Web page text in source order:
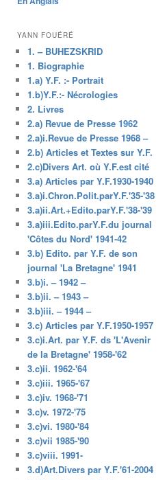
principal
YANN FOUÉRÉ
1. – BUHEZSKRID
1. Biographie
1.a) Y.F. :- Portrait
1.b)Y.F.:- Nécrologies
2. Livres
2.a) Revue de Presse 1962
2.a)i.Revue de Presse 1968 –
2.b) Articles et Textes sur Y.F.
2.c)Divers Art. où Y.F.est cité
3.a) Articles par Y.F.1930-1940
3.a)i.Chron.Polit.parY.F.'35-'38
3.a)ii.Art.+Edito.parY.F.'38-'39
3.a)iii.Edito.parY.F.du journal
'Côtes du Nord' 1941-42
3.b) Edito. par Y.F. de son
journal 'La Bretagne' 1941
3.b)i. – 1942 –
3.b)ii. – 1943 –
3.b)iii. – 1944 –
3.c) Articles par Y.F.1950-1957
3.c)i.Art. par Y.F. ds 'L'Avenir
de la Bretagne' 1958-'62
3.c)ii. 1962-'64
3.c)iii. 1965-'67
3.c)iv. 1968-'71
3.c)v. 1972-'75
3.c)vi. 1980-'84
3.c)vii 1985-'90
3.c)viii. 1991-
3.d)Art.Divers par Y.F.'61-2004